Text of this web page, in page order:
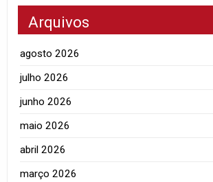
Arquivos
agosto 2026
julho 2026
junho 2026
maio 2026
abril 2026
março 2026